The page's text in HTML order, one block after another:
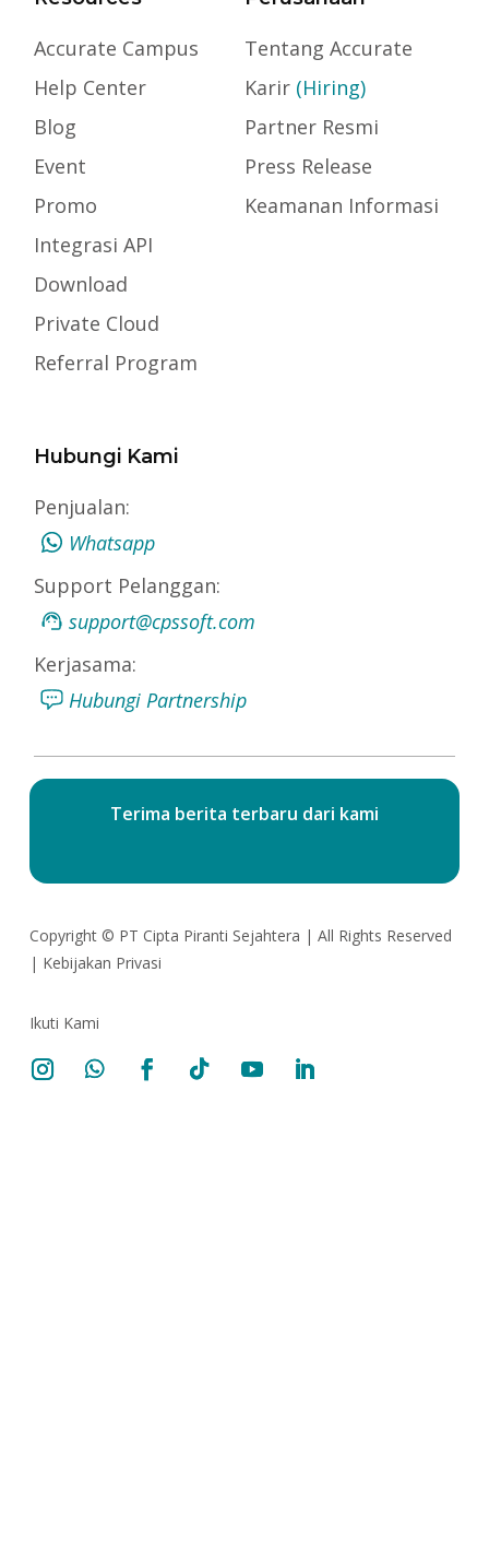
Accurate Campus
Help Center
Blog
Event
Promo
Integrasi API
Download
Private Cloud
Referral Program
Tentang Accurate
Karir (Hiring)
Partner Resmi
Press Release
Keamanan Informasi
Hubungi Kami
Penjualan:
Whatsapp
Support Pelanggan:
support@cpssoft.com
Kerjasama:
Hubungi Partnership
Terima berita terbaru dari kami
Copyright © PT Cipta Piranti Sejahtera | All Rights Reserved
| Kebijakan Privasi
Ikuti Kami